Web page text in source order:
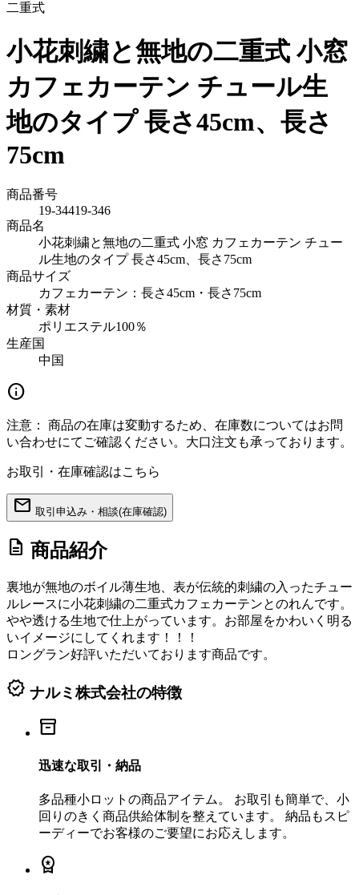
二重式
小花刺繍と無地の二重式 小窓
カフェカーテン チュール生
地のタイプ 長さ45cm、長さ
75cm
商品番号
19-34419-346
商品名
小花刺繍と無地の二重式 小窓 カフェカーテン チュー
ル生地のタイプ 長さ45cm、長さ75cm
商品サイズ
カフェカーテン：長さ45cm・長さ75cm
材質・素材
ポリエステル100％
生産国
中国
info
注意：
商品の在庫は変動するため、在庫数についてはお問
い合わせにてご確認ください。大口注文も承っております。
お取引・在庫確認はこちら
mail 取引申込み・相談(在庫確認)
description 商品紹介
裏地が無地のボイル薄生地、表が伝統的刺繍の入ったチュー
ルレースに小花刺繍の二重式カフェカーテンとのれんです。
やや透ける生地で仕上がっています。お部屋をかわいく明る
いイメージにしてくれます！！！
ロングラン好評いただいております商品です。
verified ナルミ株式会社の特徴
inventory_2
迅速な取引・納品
多品種小ロットの商品アイテム。 お取引も簡単で、小
回りのきく商品供給体制を整えています。 納品もスピ
ーディーでお客様のご要望にお応えします。
workspace_premium